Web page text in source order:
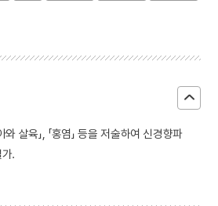
와 살육」, 「홍염」 등을 저술하여 신경향파
.